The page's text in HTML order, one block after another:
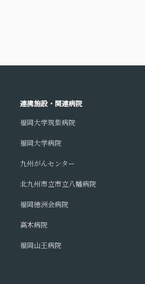
連携施設・関連病院
福岡大学筑紫病院
福岡大学病院
九州がんセンター
北九州市立市立八幡病院
福岡徳洲会病院
高木病院
福岡山王病院